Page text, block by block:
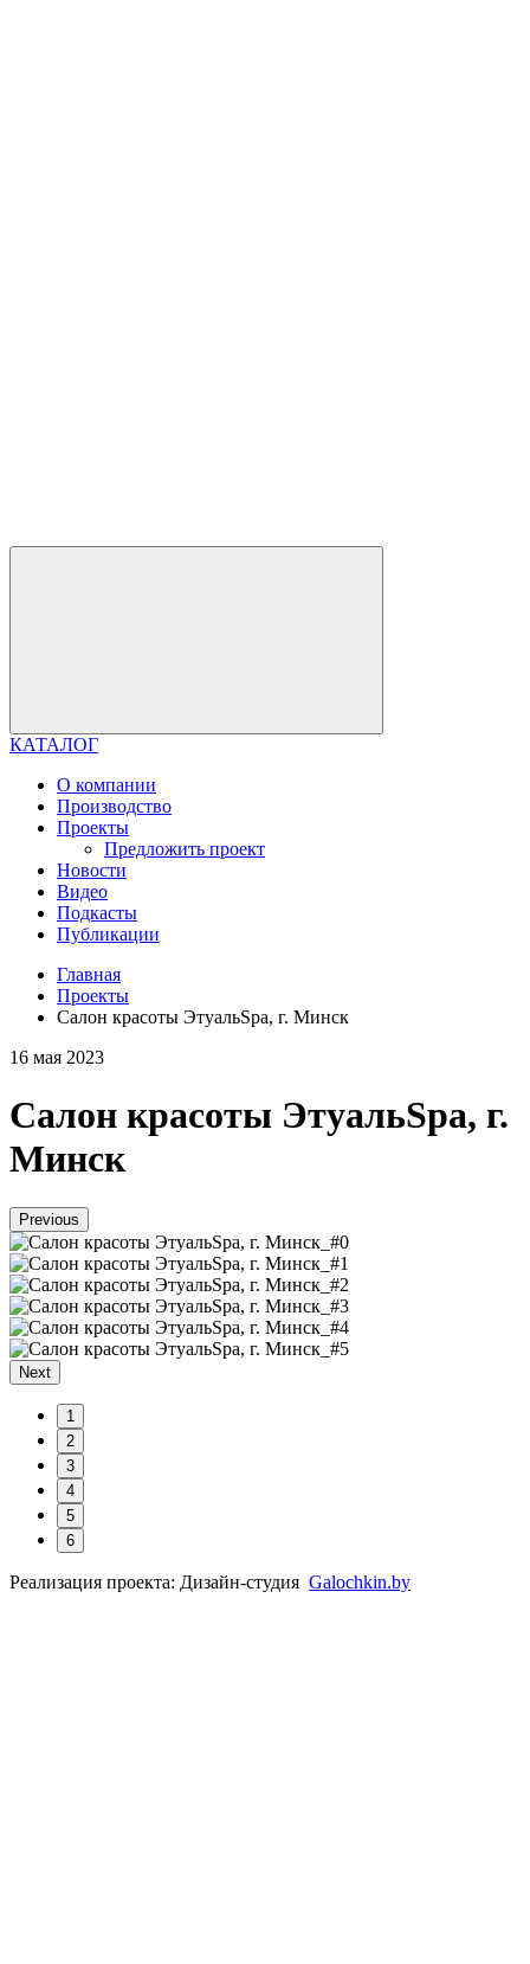
КАТАЛОГ
О компании
Производство
Проекты
Предложить проект
Новости
Видео
Подкасты
Публикации
Главная
Проекты
Салон красоты ЭтуальSpa, г. Минск
16 мая 2023
Салон красоты ЭтуальSpa, г.
Минск
Previous
Next
1
2
3
4
5
6
Реализация проекта: Дизайн-студия Galochkin.by